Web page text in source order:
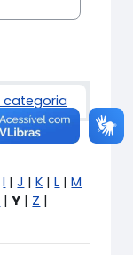
categoria
I |J |K |L |M
|Y | Z |